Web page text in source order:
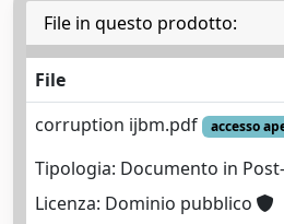
File in questo prodotto:
File
corruption ijbm.pdf
accesso
Tipologia: Documento in
Licenza: Dominio pubblico